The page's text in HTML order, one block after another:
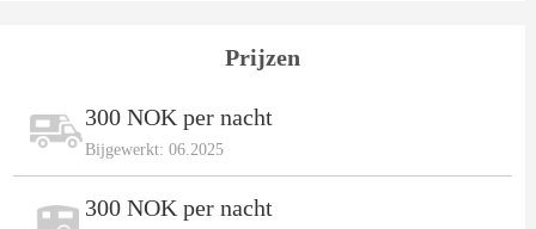
Prijzen
300 NOK per nacht
Bijgewerkt: 06.2025
300 NOK per nacht